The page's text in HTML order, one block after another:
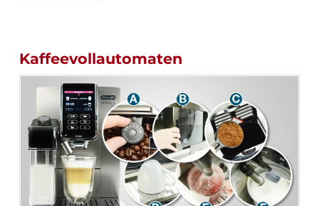
Kaffeevollautomaten